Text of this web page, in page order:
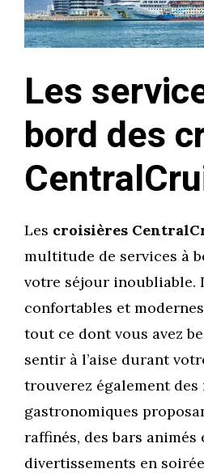
Les
bord des
Les croisières
multitude de services à
votre séjour inoubliable.
confortables et
tout ce dont vous avez
sentir à l’aise durant
trouverez également
gastronomiques
raffinés, des bars animés
divertissements en